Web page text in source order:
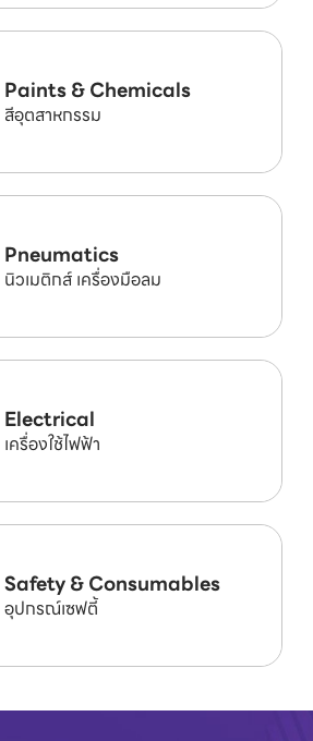
Paints & Chemicals
สีอุตสาหกรรม
Pneumatics
นิวเมติกส์ เครื่องมือลม
Electrical
เครื่องใช้ไฟฟ้า
Safety & Consumables
อุปกรณ์เซฟตี้